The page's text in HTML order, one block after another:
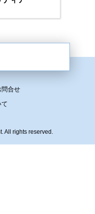
て
All rights reserved.